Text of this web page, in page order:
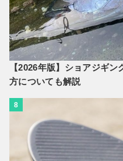
【2026年版】ショアジギ
方についても解説
8